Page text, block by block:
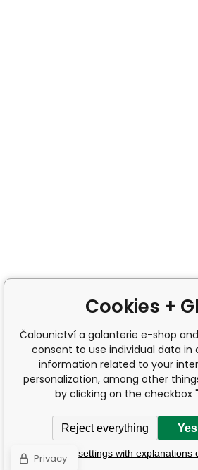
Cookies +
Čalounictví a galanterie e-shop
consent to use individual data in
information related to your
personalization, among other
by clicking on the checkbox
Reject everything
Detailed settings with
Privacy